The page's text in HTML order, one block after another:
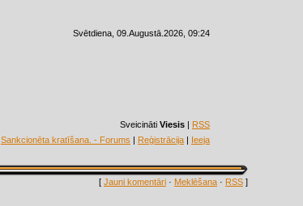
Svētdiena, 09.Augustā.2026, 09:24
Sveicināti Viesis | RSS
Sankcionēta kratīšana. - Forums | Reģistrācija | Ieeja
[ Jauni komentāri · Meklēšana · RSS ]